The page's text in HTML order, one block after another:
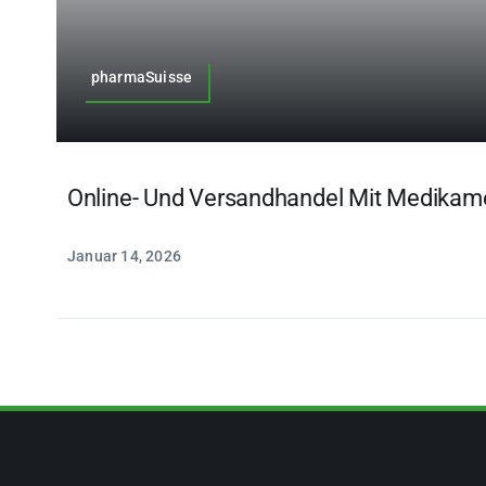
pharmaSuisse
Online- Und Versandhandel Mit
Januar 14, 2026